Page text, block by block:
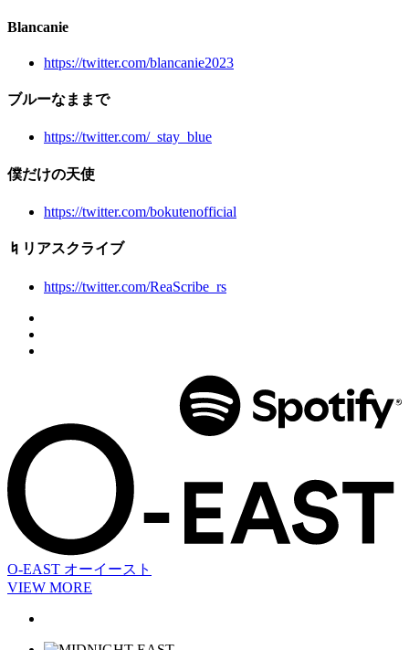
Blancanie
https://twitter.com/blancanie2023
ブルーなままで
https://twitter.com/_stay_blue
僕だけの天使
https://twitter.com/bokutenofficial
♮リアスクライブ
https://twitter.com/ReaScribe_rs
O-EAST オーイースト
VIEW MORE